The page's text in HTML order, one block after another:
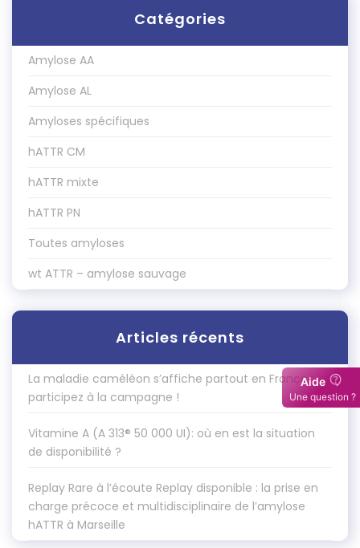
Catégories
Amylose AA
Amylose AL
Amyloses spécifiques
hATTR CM
hATTR mixte
hATTR PN
Toutes amyloses
wt ATTR – amylose sauvage
Articles récents
La maladie caméléon s’affiche partout en France :
participez à la campagne !
Vitamine A (A 313® 50 000 UI): où en est la situation
de disponibilité ?
Replay Rare à l’écoute Replay disponible : la prise en
charge précoce et multidisciplinaire de l’amylose
hATTR à Marseille